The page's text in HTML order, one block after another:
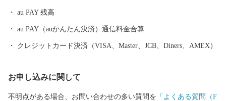
問い合わせ 株式会社チャンピオン(管理業務受託事業者) 営業時間
【平日】10:00〜18:00 ※土日祝祭日はお休みをいただいておりま
す。 TEL: 0120-153-012 E-mail：3012_turuoka@champion.co.jp
au PAY 残高
au PAY（auかんたん決済）通信料金合算
クレジットカード決済（VISA、Master、JCB、Diners、AMEX）
お申し込みに関して
不明点がある場合、お問い合わせの多い質問を 「よくある質問（F